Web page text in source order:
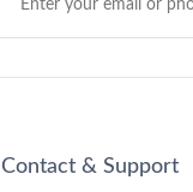
Contact & Support